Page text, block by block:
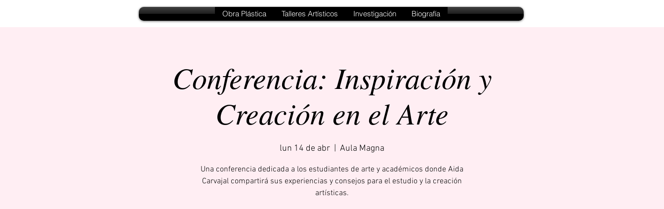
Obra Plástica Talleres Artísticos Investigación Biografía
Conferencia: Inspiración y
Creación en el Arte
lun 14 de abr Aula Magna
Una conferencia dedicada a los estudiantes de arte y académicos donde Aida
Carvajal compartirá sus experiencias y consejos para el estudio y la creación
artísticas.